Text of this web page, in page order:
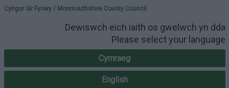
Please select your
Cyngor Sir Fynwy / Monmouthshire County Council
Dewiswch eich iaith os gwelwch yn dda
Please select your language
Cymraeg
English